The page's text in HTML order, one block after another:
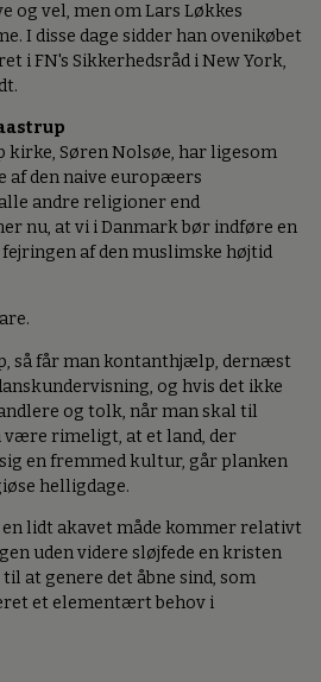
og vel, men om Lars Løkkes
I disse dage sidder han ovenikøbet
i FN's Sikkerhedsråd i New York,
kirke, Søren Nolsøe, har ligesom
af den naive europæers
andre religioner end
nu, at vi i Danmark bør indføre en
af den muslimske højtid
så får man kontanthjælp, dernæst
og hvis det ikke
og tolk, når man skal til
være rimeligt, at et land, der
en fremmed kultur, går planken
helligdage.
lidt akavet måde kommer relativt
uden videre sløjfede en kristen
at genere det åbne sind, som
et elementært behov i